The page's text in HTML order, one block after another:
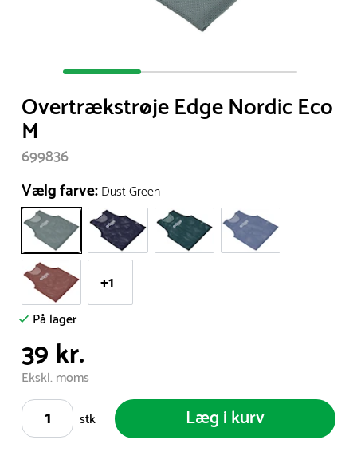
of
3
Overtrækstrøje Edge Nordic Eco
M
699836
Vælg farve:Dust Green
+1
På lager
39 kr.
Ekskl. moms
stk
Læg i kurv